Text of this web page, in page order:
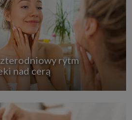
rytm
nad cerą